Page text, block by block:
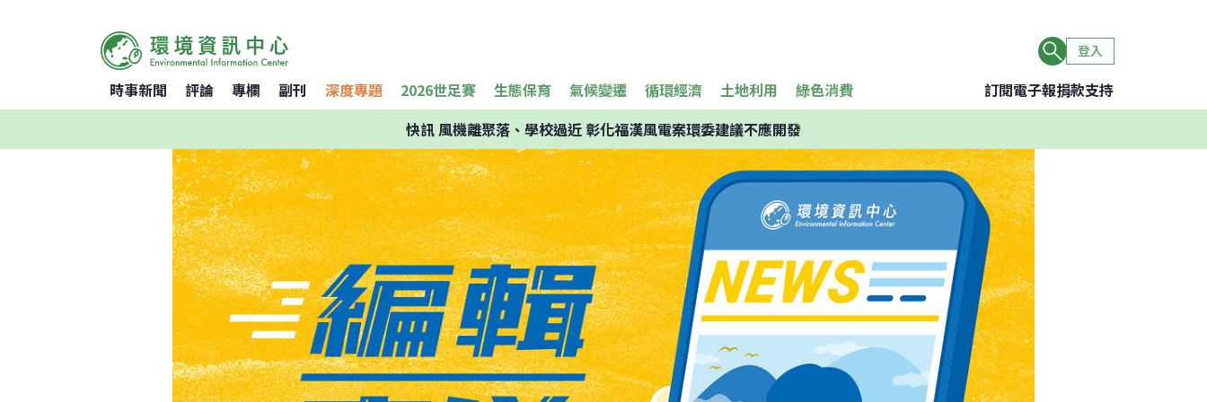
登入
時事新聞 評論 專欄 副刊 深度專題 2026世足賽 生態保育 氣候變遷 循環經濟 土地利用 綠色消費 訂閱電子報捐款支持
快訊風機離聚落、學校過近 彰化福漢風電案環委建議不應開發